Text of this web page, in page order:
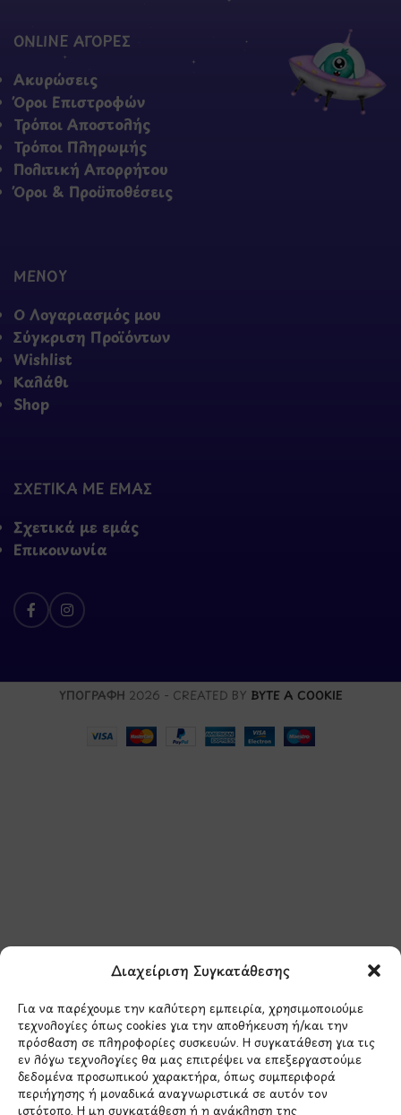
Διαχείριση Συγκατάθεσης
Για να παρέχουμε την καλύτερη εμπειρία, χρησιμοποιούμε
τεχνολογίες όπως cookies για την αποθήκευση ή/και την
πρόσβαση σε πληροφορίες συσκευών. Η συγκατάθεση για τις
εν λόγω τεχνολογίες θα μας επιτρέψει να επεξεργαστούμε
δεδομένα προσωπικού χαρακτήρα, όπως συμπεριφορά
περιήγησης ή μοναδικά αναγνωριστικά σε αυτόν τον
ιστότοπο. Η μη συγκατάθεση ή η ανάκληση της
ONLINE ΑΓΟΡΕΣ
Ακυρώσεις
Όροι Επιστροφών
Τρόποι Αποστολής
Τρόποι Πληρωμής
Πολιτική Απορρήτου
Όροι & Προϋποθέσεις
ΜΕΝΟΥ
Ο Λογαριασμός μου
Σύγκριση Προϊόντων
Wishlist
Καλάθι
Shop
ΣΧΕΤΙΚΑ ΜΕ ΕΜΑΣ
Σχετικά με εμάς
Επικοινωνία
ΥΠΟΓΡΑΦΗ 2026 - CREATED BY BYTE A COOKIE
Έχω διαβάσει και συμφωνώ με την
Πολιτική Απορρήτου